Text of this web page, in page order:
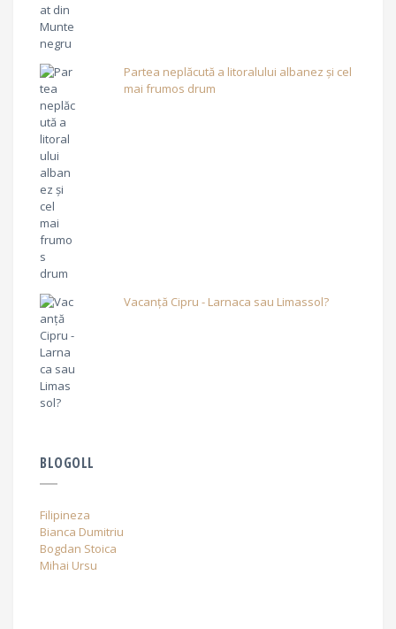
Partea neplăcută a litoralului albanez și cel
mai frumos drum
Vacanță Cipru - Larnaca sau Limassol?
BLOGOLL
Filipineza
Bianca Dumitriu
Bogdan Stoica
Mihai Ursu